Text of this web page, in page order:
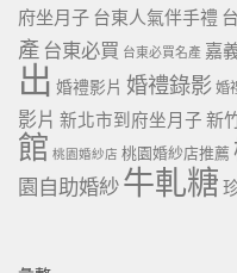
府坐月子 台東人氣伴手禮
產 台東必買 台東必買名產 嘉
出 婚禮影片 婚禮錄影 婚
影片 新北市到府坐月子 新
館 桃園婚紗店 桃園婚紗店推薦
園自助婚紗 牛軋糖